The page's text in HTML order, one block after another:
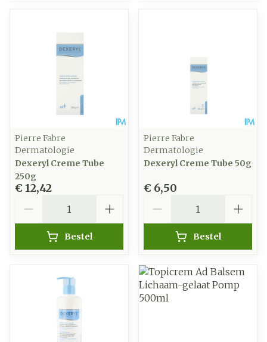
Pierre Fabre
Dermatologie
Dexeryl Creme Tube
250g
€ 12,42
Bestel
Pierre Fabre
Dermatologie
Dexeryl Creme Tube 50g
€ 6,50
Bestel